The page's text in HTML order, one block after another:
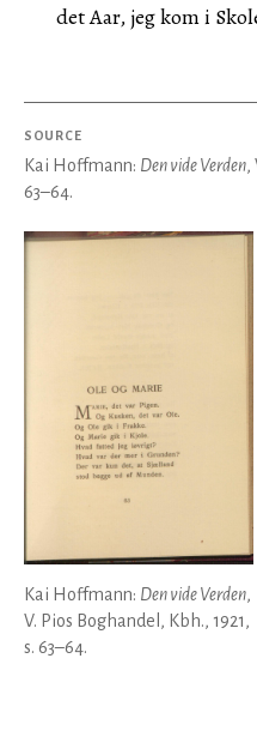
det Aar, jeg kom i
SOURCE
Kai Hoffmann: Den vide Verden,
63–64.
Kai Hoffmann: Den vide Verden,
V. Pios Boghandel, Kbh., 1921,
s. 63–64.